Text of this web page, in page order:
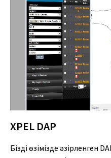
XPEL DAP
Біздің өзімізде әзірленген